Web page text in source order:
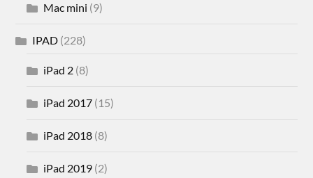
Mac mini (9)
IPAD (228)
iPad 2 (8)
iPad 2017 (15)
iPad 2018 (8)
iPad 2019 (2)